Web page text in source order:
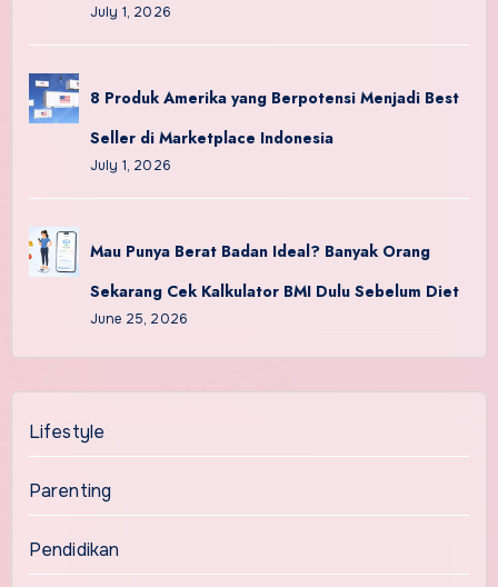
July 1, 2026
8 Produk Amerika yang Berpotensi Menjadi Best
Seller di Marketplace Indonesia
July 1, 2026
Mau Punya Berat Badan Ideal? Banyak Orang
Sekarang Cek Kalkulator BMI Dulu Sebelum Diet
June 25, 2026
Lifestyle
Parenting
Pendidikan